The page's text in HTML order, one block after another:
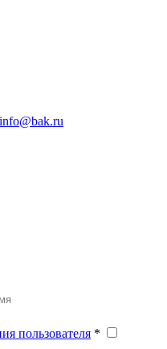
info@bak.ru
пользователя *